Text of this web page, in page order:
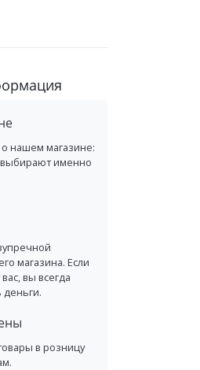
нашем магазине:
именно
магазина. Если
вы всегда
деньги.
в розницу